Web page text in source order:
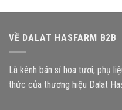
VỀ DALAT HASFARM B2B
Là kênh bán sỉ hoa tươi, phụ
thức của thương hiệu Dalat